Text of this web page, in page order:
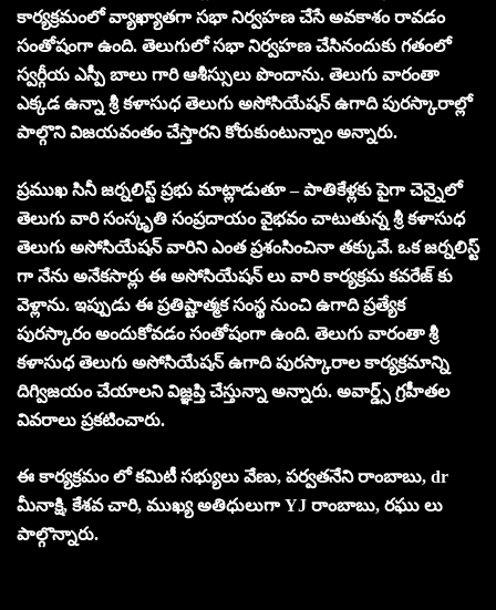
కార్యక్రమంలో వ్యాఖ్యాతగా సభా నిర్వహణ చేసే అవకాశం రావడం
సంతోషంగా ఉంది. తెలుగులో సభా నిర్వహణ చేసినందుకు గతంలో
స్వర్గీయ ఎస్పీ బాలు గారి ఆశీస్సులు పొందాను. తెలుగు వారంతా
ఎక్కడ ఉన్నా శ్రీ కళాసుధ తెలుగు అసోసియేషన్ ఉగాది పురస్కారాల్లో
పాల్గొని విజయవంతం చేస్తారని కోరుకుంటున్నాం అన్నారు.
ప్రముఖ సినీ జర్నలిస్ట్ ప్రభు మాట్లాడుతూ – పాతికేళ్లకు పైగా చెన్నైలో
తెలుగు వారి సంస్కృతి సంప్రదాయం వైభవం చాటుతున్న శ్రీ కళాసుధ
తెలుగు అసోసియేషన్ వారిని ఎంత ప్రశంసించినా తక్కువే. ఒక జర్నలిస్ట్
గా నేను అనేకసార్లు ఈ అసోసియేషన్ లు వారి కార్యక్రమ కవరేజ్ కు
వెళ్లాను. ఇప్పుడు ఈ ప్రతిష్టాత్మక సంస్థ నుంచి ఉగాది ప్రత్యేక
పురస్కారం అందుకోవడం సంతోషంగా ఉంది. తెలుగు వారంతా శ్రీ
కళాసుధ తెలుగు అసోసియేషన్ ఉగాది పురస్కారాల కార్యక్రమాన్ని
దిగ్విజయం చేయాలని విజ్ఞప్తి చేస్తున్నా అన్నారు. అవార్డ్స్ గ్రహీతల
వివరాలు ప్రకటించారు.
ఈ కార్యక్రమం లో కమిటీ సభ్యులు వేణు, పర్వతనేని రాంబాబు, dr
మీనాక్షి, కేశవ చారి, ముఖ్య అతిధులుగా YJ రాంబాబు, రఘు లు
పాల్గొన్నారు.